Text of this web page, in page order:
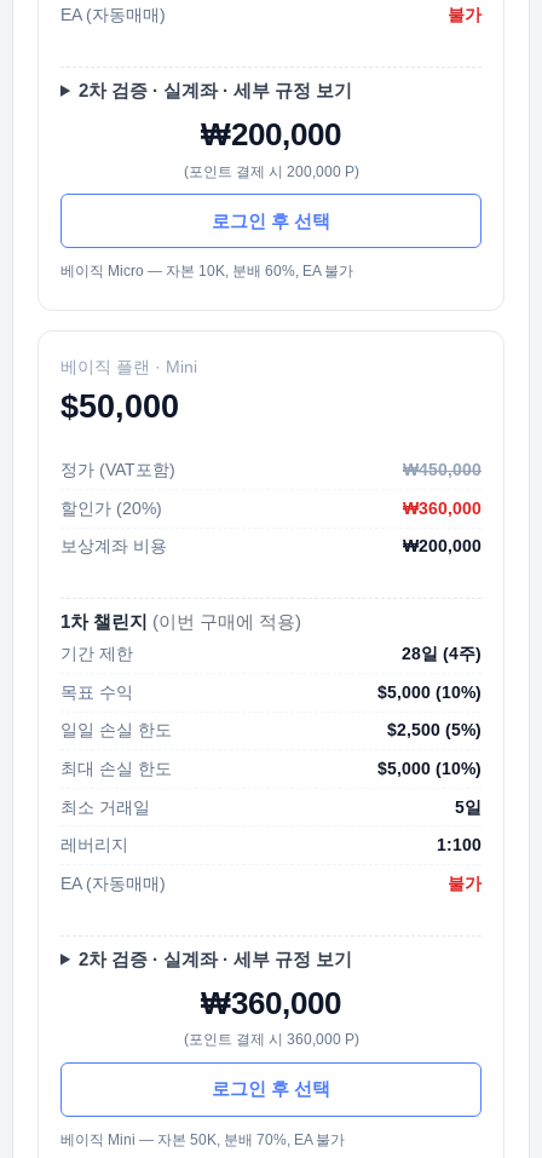
EA (자동매매)
불가
2차 검증 · 실계좌 · 세부 규정 보기
₩200,000
(포인트 결제 시 200,000 P)
로그인 후 선택
베이직 Micro — 자본 10K, 분배 60%, EA 불가
베이직 플랜 · Mini
$50,000
정가 (VAT포함)
₩450,000
할인가 (20%)
₩360,000
보상계좌 비용
₩200,000
1차 챌린지 (이번 구매에 적용)
기간 제한
28일 (4주)
목표 수익
$5,000 (10%)
일일 손실 한도
$2,500 (5%)
최대 손실 한도
$5,000 (10%)
최소 거래일
5일
레버리지
1:100
EA (자동매매)
불가
2차 검증 · 실계좌 · 세부 규정 보기
₩360,000
(포인트 결제 시 360,000 P)
로그인 후 선택
베이직 Mini — 자본 50K, 분배 70%, EA 불가